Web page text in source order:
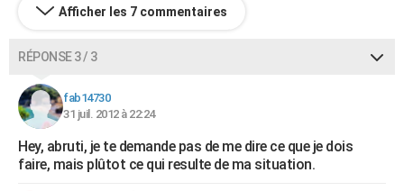
Afficher les 7 commentaires
RÉPONSE 3 / 3
fab14730
31 juil. 2012 à 22:24
Hey, abruti, je te demande pas de me dire ce que je dois
faire, mais plûtot ce qui resulte de ma situation.